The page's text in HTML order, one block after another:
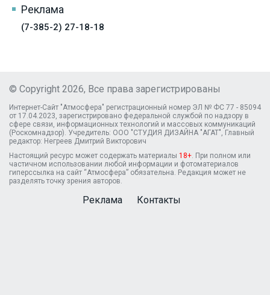
Реклама
(7-385-2) 27-18-18
© Copyright 2026, Все права зарегистрированы
Интернет-Сайт "Атмосфера" регистрационный номер ЭЛ № ФС 77 - 85094
от 17.04.2023, зарегистрировано федеральной службой по надзору в
сфере связи, информационных технологий и массовых коммуникаций
(Роскомнадзор). Учредитель: ООО "СТУДИЯ ДИЗАЙНА "АГАТ", Главный
редактор: Негреев Дмитрий Викторович
Настоящий ресурс может содержать материалы 18+. При полном или
частичном использовании любой информации и фотоматериалов
гиперссылка на сайт “Атмосфера” обязательна. Редакция может не
разделять точку зрения авторов.
Реклама Контакты